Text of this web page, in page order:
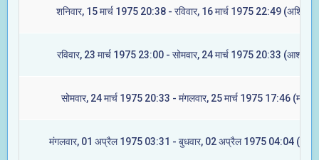
शनिवार, 15 मार्च 1975 20:38 - रविवार, 16 मार्च 1975 22:49 (अश्विनी)
रविवार, 23 मार्च 1975 23:00 - सोमवार, 24 मार्च 1975 20:33 (आश्लेषा)
सोमवार, 24 मार्च 1975 20:33 - मंगलवार, 25 मार्च 1975 17:46 (मघा)
मंगलवार, 01 अप्रैल 1975 03:31 - बुधवार, 02 अप्रैल 1975 04:04